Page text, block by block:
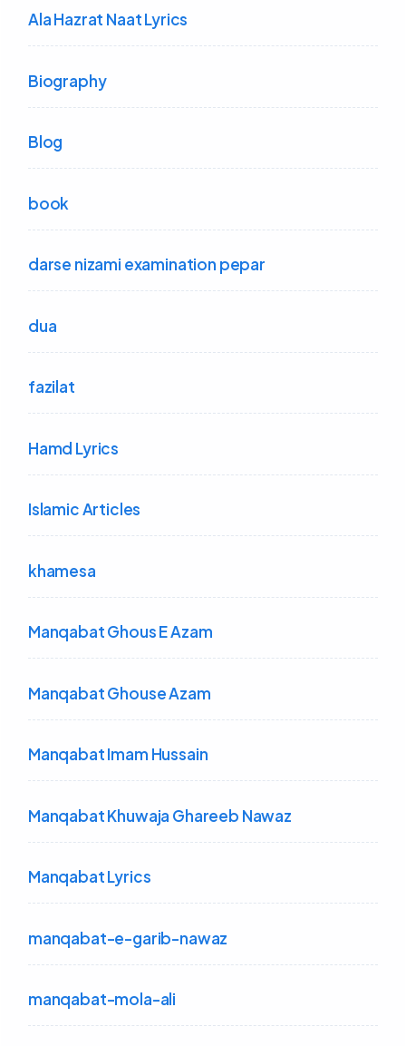
Ala Hazrat Naat Lyrics
Biography
Blog
book
darse nizami examination pepar
dua
fazilat
Hamd Lyrics
Islamic Articles
khamesa
Manqabat Ghous E Azam
Manqabat Ghouse Azam
Manqabat Imam Hussain
Manqabat Khuwaja Ghareeb Nawaz
Manqabat Lyrics
manqabat-e-garib-nawaz
manqabat-mola-ali